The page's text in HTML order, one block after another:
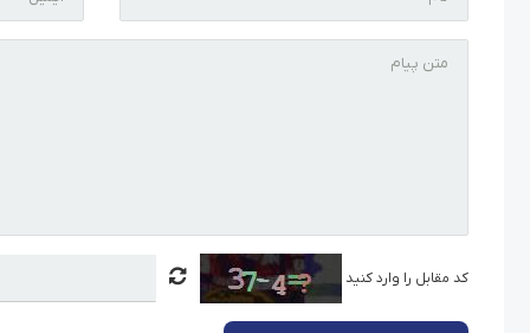
کد مقابل را وارد کنید